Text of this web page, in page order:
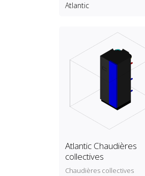
Atlantic
Atlantic Chaudières
collectives
Chaudières collectives